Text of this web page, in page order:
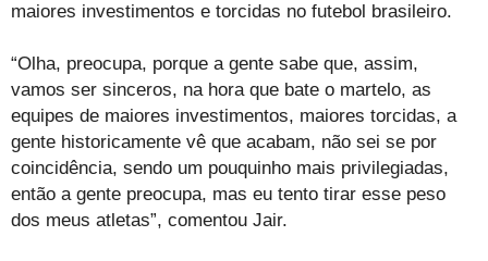
maiores investimentos e torcidas no futebol brasileiro.
“Olha, preocupa, porque a gente sabe que, assim,
vamos ser sinceros, na hora que bate o martelo, as
equipes de maiores investimentos, maiores torcidas, a
gente historicamente vê que acabam, não sei se por
coincidência, sendo um pouquinho mais privilegiadas,
então a gente preocupa, mas eu tento tirar esse peso
dos meus atletas”, comentou Jair.